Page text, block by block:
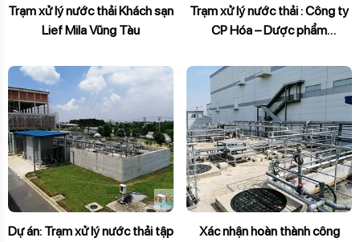
Trạm xử lý nước thải Khách sạn
Lief Mila Vũng Tàu
Trạm xử lý nước thải : Công ty
CP Hóa – Dược phẩm
Dự án: Trạm xử lý nước thải tập
Xác nhận hoàn thành công